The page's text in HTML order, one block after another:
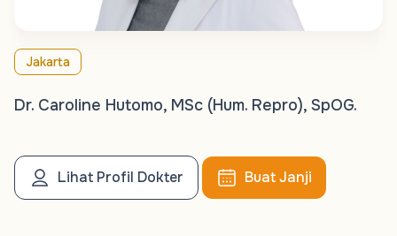
Jakarta
Dr. Caroline Hutomo, MSc (Hum. Repro), SpOG.
Lihat Profil Dokter Buat Janji